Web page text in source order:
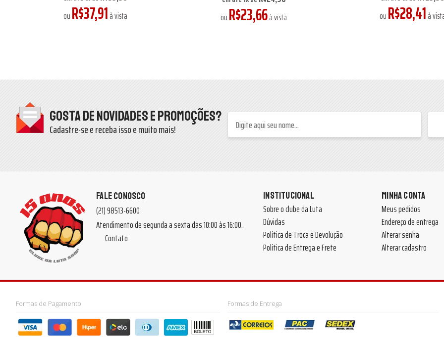
ouR$37,91à vista ouR$23,66à vista ouR$28,41à
Gosta de novidades e promoções?
Cadastre-se e receba isso e muito mais!
FALE CONOSCO
(21) 98513-6600
Atendimento de segunda a sexta das 10:00 às 16:00.
Contato
INSTITUCIONAL
Sobre o clube da Luta
Dúvidas
Política de Troca e Devolução
Política de Entrega e Frete
MINHA CONTA
Meus pedidos
Endereço de entrega
Alterar senha
Alterar cadastro
Formas de Pagamento Formas de Entrega